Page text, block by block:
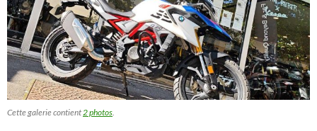
Cette galerie contient 2 photos